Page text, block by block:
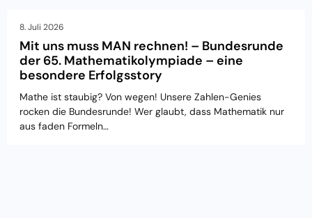
8. Juli 2026
Mit uns muss MAN rechnen! – Bundesrunde
der 65. Mathematikolympiade – eine
besondere Erfolgsstory
Mathe ist staubig? Von wegen! Unsere Zahlen-Genies
rocken die Bundesrunde! Wer glaubt, dass Mathematik nur
aus faden Formeln…